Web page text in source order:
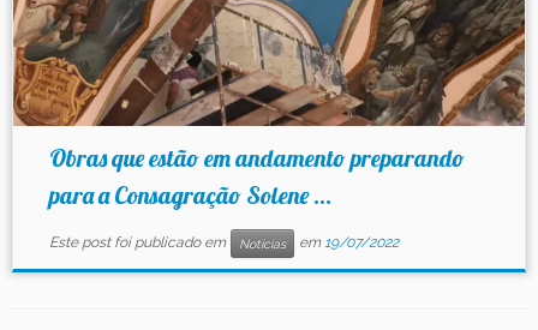
Obras que estão em andamento preparando
para a Consagração Solene ...
Este post foi publicado em Notícias em 19/07/2022